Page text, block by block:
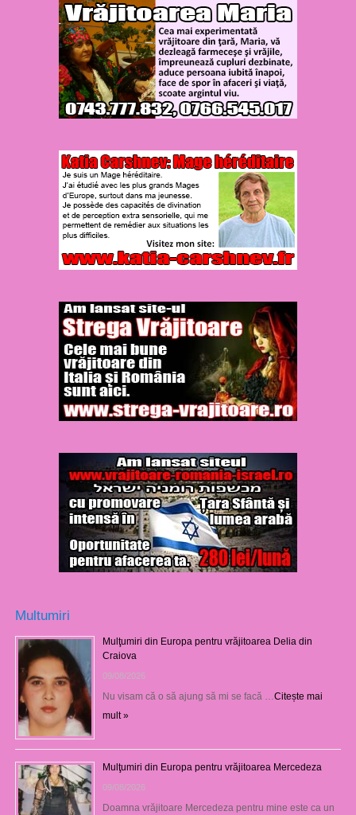
Multumiri
Mulţumiri din Europa pentru vrăjitoarea Delia din
Craiova
09/08/2026
Nu visam că o să ajung să mi se facă …Citește mai
mult »
Mulţumiri din Europa pentru vrăjitoarea Mercedeza
09/08/2026
Doamna vrăjitoare Mercedeza pentru mine este ca un